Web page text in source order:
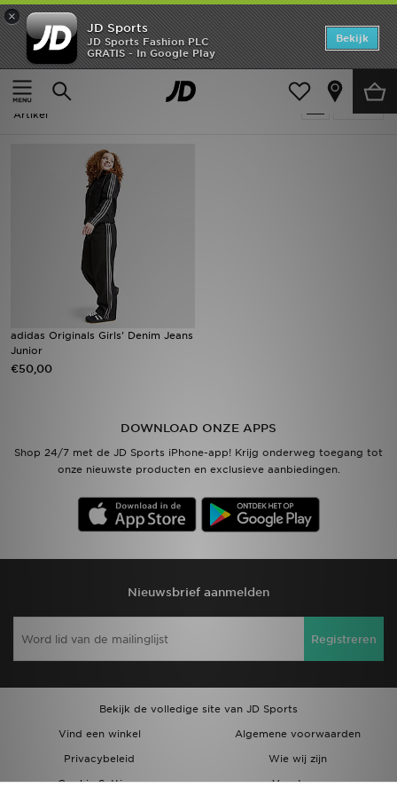
×
JD Sports
JD Sports Fashion PLC
GRATIS - In Google Play
Bekijk
Thuis
Kids
Kids - Zwart Adidas Originals Firebird
Artikel
adidas Originals Girls' Denim Jeans
Junior
€50,00
DOWNLOAD ONZE APPS
Shop 24/7 met de JD Sports iPhone-app! Krijg onderweg toegang tot
onze nieuwste producten en exclusieve aanbiedingen.
Nieuwsbrief aanmelden
Registreren
Bekijk de volledige site van JD Sports
Vind een winkel
Algemene voorwaarden
Privacybeleid
Wie wij zijn
Cookie Settings
Vacatures
Home
Offers
New In
Sports
Klantenservice
Download de app
Wie wij zijn